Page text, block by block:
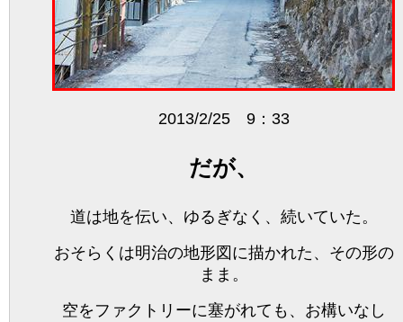
2013/2/25 9：33
だが、
道は地を伝い、ゆるぎなく、続いていた。
おそらくは明治の地形図に描かれた、その形の
まま。
空をファクトリーに塞がれても、お構いなし